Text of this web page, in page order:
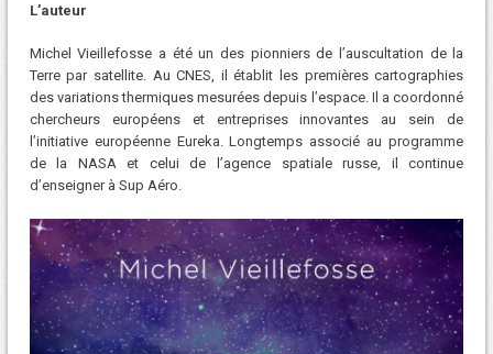
L’auteur
Michel Vieillefosse a été un des pionniers de l’auscultation de la
Terre par satellite. Au CNES, il établit les premières cartographies
des variations thermiques mesurées depuis l’espace. Il a coordonné
chercheurs européens et entreprises innovantes au sein de
l’initiative européenne Eureka. Longtemps associé au programme
de la NASA et celui de l’agence spatiale russe, il continue
d’enseigner à Sup Aéro.